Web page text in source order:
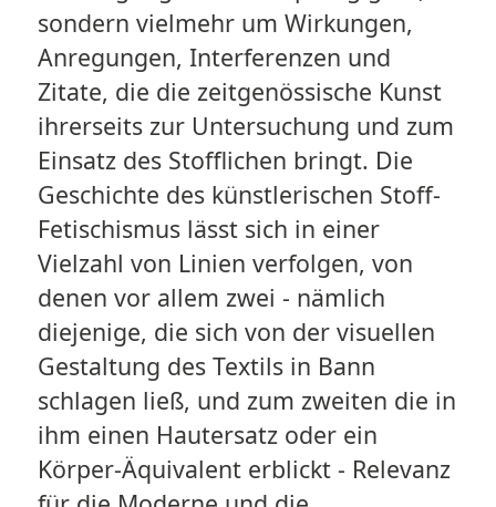
sondern vielmehr um Wirkungen,
Anregungen, Interferenzen und
Zitate, die die zeitgenössische Kunst
ihrerseits zur Untersuchung und zum
Einsatz des Stofflichen bringt. Die
Geschichte des künstlerischen Stoff-
Fetischismus lässt sich in einer
Vielzahl von Linien verfolgen, von
denen vor allem zwei - nämlich
diejenige, die sich von der visuellen
Gestaltung des Textils in Bann
schlagen ließ, und zum zweiten die in
ihm einen Hautersatz oder ein
Körper-Äquivalent erblickt - Relevanz